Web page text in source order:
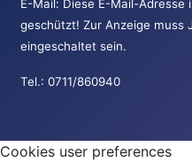
E-Mail: Diese E-Mail-Adresse
geschützt! Zur Anzeige muss
eingeschaltet sein.
Tel.: 0711/860940
Cookies user preferences